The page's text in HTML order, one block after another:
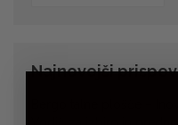
Najnovejši
Bergo talne plošče –